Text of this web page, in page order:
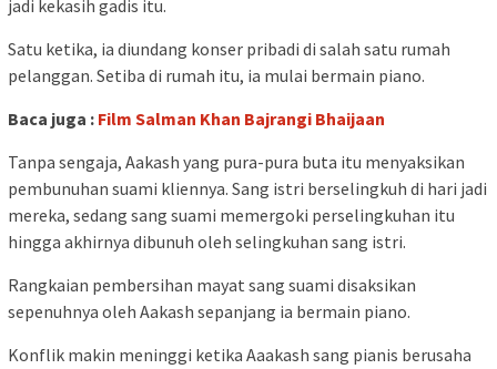
jadi kekasih gadis itu.
Satu ketika, ia diundang konser pribadi di salah satu rumah
pelanggan. Setiba di rumah itu, ia mulai bermain piano.
Baca juga : Film Salman Khan Bajrangi Bhaijaan
Tanpa sengaja, Aakash yang pura-pura buta itu menyaksikan
pembunuhan suami kliennya. Sang istri berselingkuh di hari jadi
mereka, sedang sang suami memergoki perselingkuhan itu
hingga akhirnya dibunuh oleh selingkuhan sang istri.
Rangkaian pembersihan mayat sang suami disaksikan
sepenuhnya oleh Aakash sepanjang ia bermain piano.
Konflik makin meninggi ketika Aaakash sang pianis berusaha